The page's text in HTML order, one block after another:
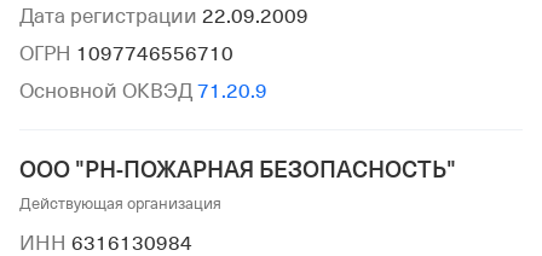
Дата регистрации 22.09.2009
ОГРН 1097746556710
Основной ОКВЭД 71.20.9
ООО "РН-ПОЖАРНАЯ БЕЗОПАСНОСТЬ"
Действующая организация
ИНН 6316130984